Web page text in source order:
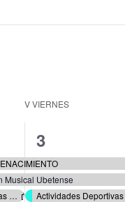
VVIERNES
Musical Ubetense
Actividades Deportivas Verano 2026
4
eventos,
3